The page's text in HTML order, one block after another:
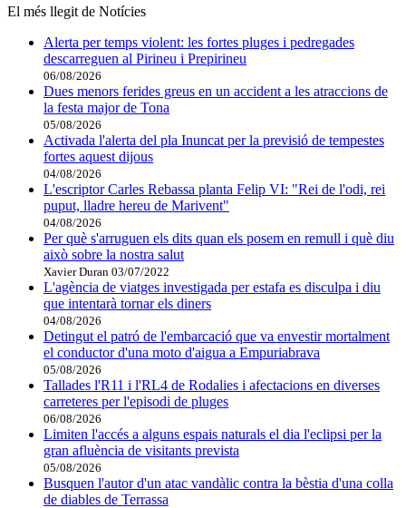
El més llegit de Notícies
Alerta per temps violent: les fortes pluges i pedregades
descarreguen al Pirineu i Prepirineu
06/08/2026
Dues menors ferides greus en un accident a les atraccions de
la festa major de Tona
05/08/2026
Activada l'alerta del pla Inuncat per la previsió de tempestes
fortes aquest dijous
04/08/2026
L'escriptor Carles Rebassa planta Felip VI: "Rei de l'odi, rei
puput, lladre hereu de Marivent"
04/08/2026
Per què s'arruguen els dits quan els posem en remull i què diu
això sobre la nostra salut
Xavier Duran 03/07/2022
L'agència de viatges investigada per estafa es disculpa i diu
que intentarà tornar els diners
04/08/2026
Detingut el patró de l'embarcació que va envestir mortalment
el conductor d'una moto d'aigua a Empuriabrava
05/08/2026
Tallades l'R11 i l'RL4 de Rodalies i afectacions en diverses
carreteres per l'episodi de pluges
06/08/2026
Limiten l'accés a alguns espais naturals el dia l'eclipsi per la
gran afluència de visitants prevista
05/08/2026
Busquen l'autor d'un atac vandàlic contra la bèstia d'una colla
de diables de Terrassa